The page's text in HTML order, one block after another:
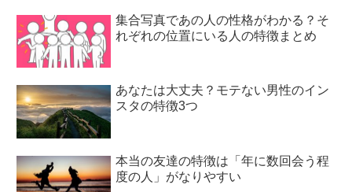
集合写真であの人の性格がわかる？そ
れぞれの位置にいる人の特徴まとめ
あなたは大丈夫？モテない男性のイン
スタの特徴3つ
本当の友達の特徴は「年に数回会う程
度の人」がなりやすい